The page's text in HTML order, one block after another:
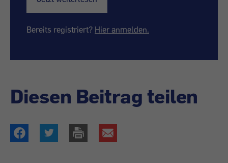
Bereits registriert? Hier anmelden.
Diesen Beitrag teilen